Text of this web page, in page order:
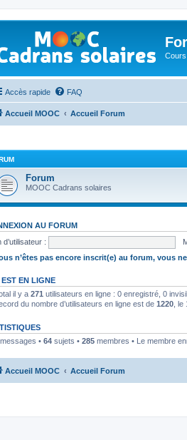
Cours
Accès rapide FAQ
Accueil MOOC Accueil Forum
Forum
MOOC Cadrans solaires
AU FORUM
d’utilisateur :
n’êtes pas encore inscrit(e) au forum, vous
EN LIGNE
il y a 271 utilisateurs en ligne : 0 enregistré, 0
du nombre d’utilisateurs en ligne est de 1220 ,
messages • 64 sujets • 285 membres • Le membre
Accueil MOOC Accueil Forum